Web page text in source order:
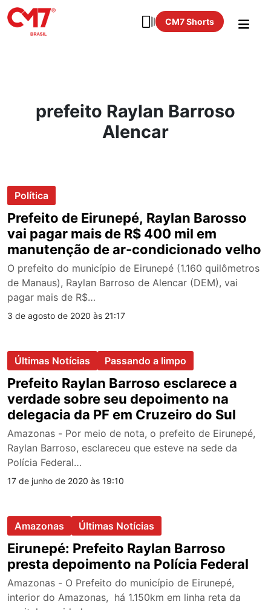
CM7 Shorts
prefeito Raylan Barroso
Alencar
Política
Prefeito de Eirunepé, Raylan Barosso
vai pagar mais de R$ 400 mil em
manutenção de ar-condicionado velho
O prefeito do município de Eirunepé (1.160 quilômetros
de Manaus), Raylan Barroso de Alencar (DEM), vai
pagar mais de R$…
3 de agosto de 2020 às 21:17
Últimas Notícias Passando a limpo
Prefeito Raylan Barroso esclarece a
verdade sobre seu depoimento na
delegacia da PF em Cruzeiro do Sul
Amazonas - Por meio de nota, o prefeito de Eirunepé,
Raylan Barroso, esclareceu que esteve na sede da
Polícia Federal…
17 de junho de 2020 às 19:10
Amazonas Últimas Notícias
Eirunepé: Prefeito Raylan Barroso
presta depoimento na Polícia Federal
Amazonas - O Prefeito do município de Eirunepé,
interior do Amazonas, há 1.150km em linha reta da